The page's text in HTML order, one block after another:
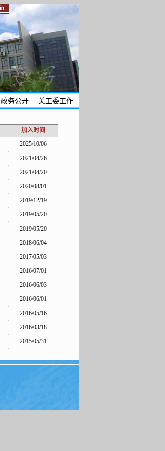
政务公开 关工委工作
加入时间
2025/10/06
2021/04/26
2021/04/20
2020/08/01
2019/12/19
2019/05/20
2019/05/20
2018/06/04
2017/05/03
2016/07/01
2016/06/03
2016/06/01
2016/05/16
2016/03/18
2015/05/31